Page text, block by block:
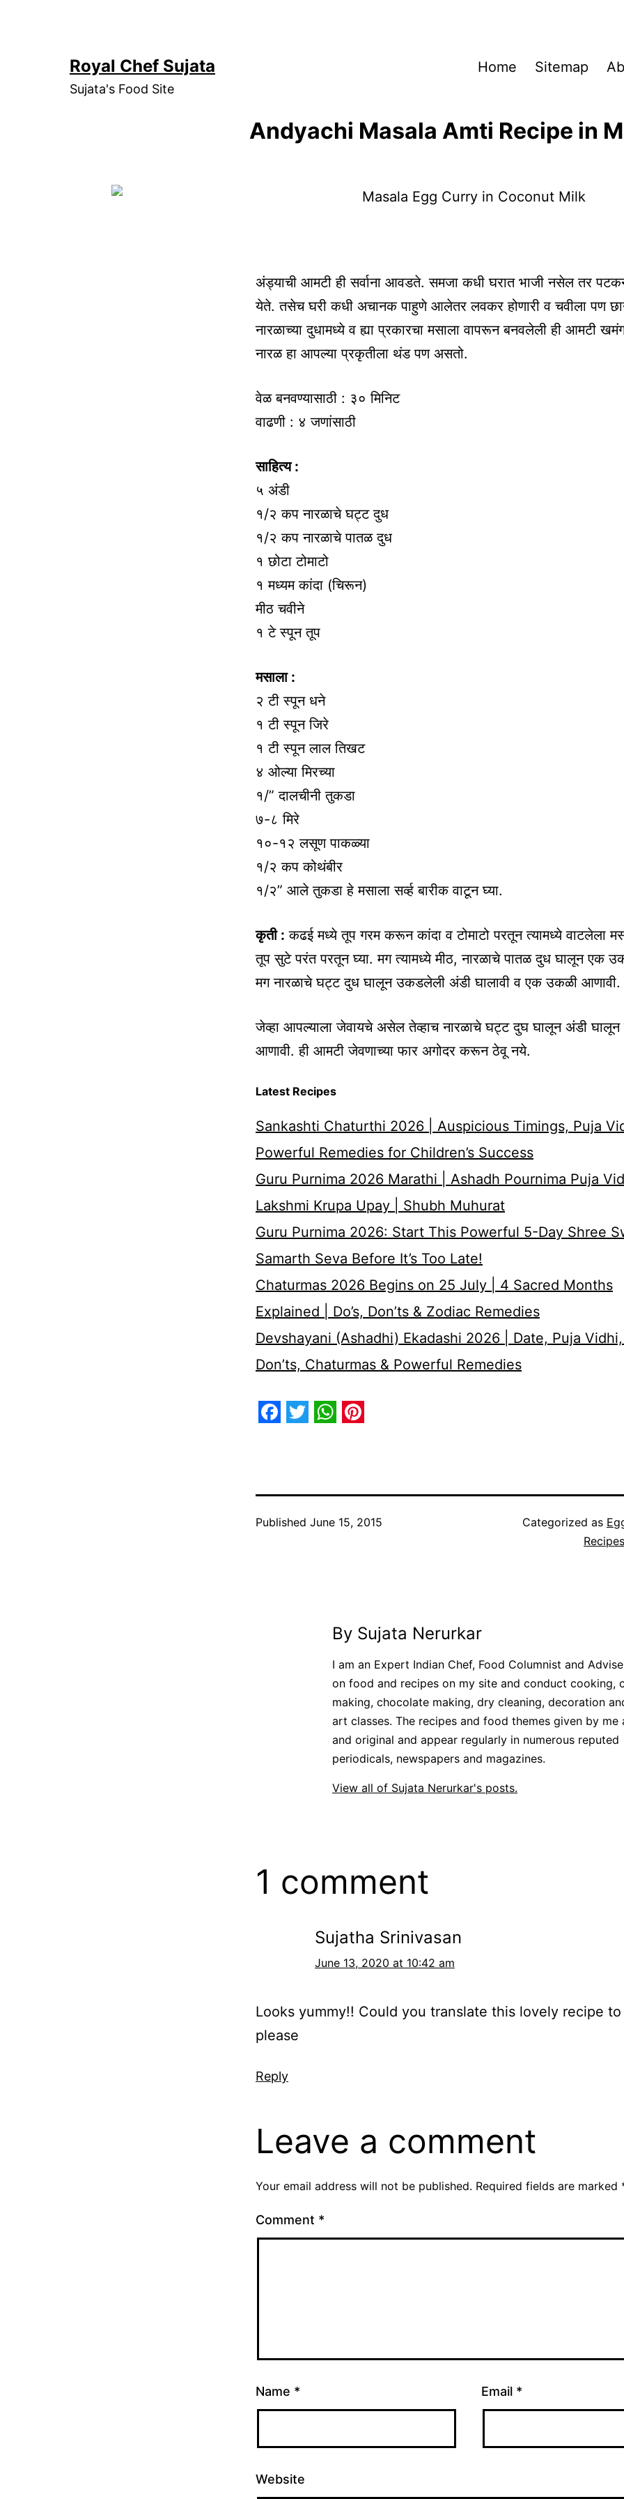
Royal Chef Sujata
Sujata's Food Site
Home Sitemap
Andyachi Masala Amti Recipe in
अंड्याची आमटी ही सर्वाना आवडते. समजा कधी घरात भाजी नसेल तर
येते. तसेच घरी कधी अचानक पाहुणे आलेतर लवकर होणारी व चवीला पण
नारळाच्या दुधामध्ये व ह्या प्रकारचा मसाला वापरून बनवलेली ही आमटी
नारळ हा आपल्या प्रकृतीला थंड पण असतो.
वेळ बनवण्यासाठी : ३० मिनिट
वाढणी : ४ जणांसाठी
साहित्य :
५ अंडी
१/२ कप नारळाचे घट्ट दुध
१/२ कप नारळाचे पातळ दुध
१ छोटा टोमाटो
१ मध्यम कांदा (चिरून)
मीठ चवीने
१ टे स्पून तूप
मसाला :
२ टी स्पून धने
१ टी स्पून जिरे
१ टी स्पून लाल तिखट
४ ओल्या मिरच्या
१/” दालचीनी तुकडा
७-८ मिरे
१०-१२ लसूण पाकळ्या
१/२ कप कोथंबीर
१/२” आले तुकडा हे मसाला सर्व्ह बारीक वाटून घ्या.
कृती : कढई मध्ये तूप गरम करून कांदा व टोमाटो परतून त्यामध्ये वाटलेला
तूप सुटे परंत परतून घ्या. मग त्यामध्ये मीठ, नारळाचे पातळ दुध घालून एक
मग नारळाचे घट्ट दुध घालून उकडलेली अंडी घालावी व एक उकळी आणावी.
जेव्हा आपल्याला जेवायचे असेल तेव्हाच नारळाचे घट्ट दुघ घालून अंडी
आणावी. ही आमटी जेवणाच्या फार अगोदर करून ठेवू नये.
Latest Recipes
Sankashti Chaturthi 2026 | Auspicious Timings, Puja
Powerful Remedies for Children’s Success
Guru Purnima 2026 Marathi | Ashadh Pournima Puja
Lakshmi Krupa Upay | Shubh Muhurat
Guru Purnima 2026: Start This Powerful 5-Day Shree
Samarth Seva Before It’s Too Late!
Chaturmas 2026 Begins on 25 July | 4 Sacred Months
Explained | Do’s, Don’ts & Zodiac Remedies
Devshayani (Ashadhi) Ekadashi 2026 | Date, Puja Vidhi,
Don’ts, Chaturmas & Powerful Remedies
Published June 15, 2015 Categorized as
By Sujata Nerurkar
I am an Expert Indian Chef, Food Columnist and
on food and recipes on my site and conduct cooking,
making, chocolate making, dry cleaning, decoration
art classes. The recipes and food themes given by me
and original and appear regularly in numerous reputed
periodicals, newspapers and magazines.
View all of Sujata Nerurkar's posts.
1 comment
Sujatha Srinivasan
June 13, 2020 at 10:42 am
Looks yummy!! Could you translate this lovely recipe to
please
Reply
Leave a comment
Your email address will not be published. Required fields are marked
Comment *
Name * Email *
Website